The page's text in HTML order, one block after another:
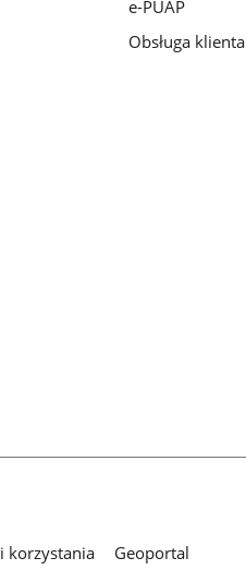
e-PUAP
Obsługa klienta
korzystania
Geoportal